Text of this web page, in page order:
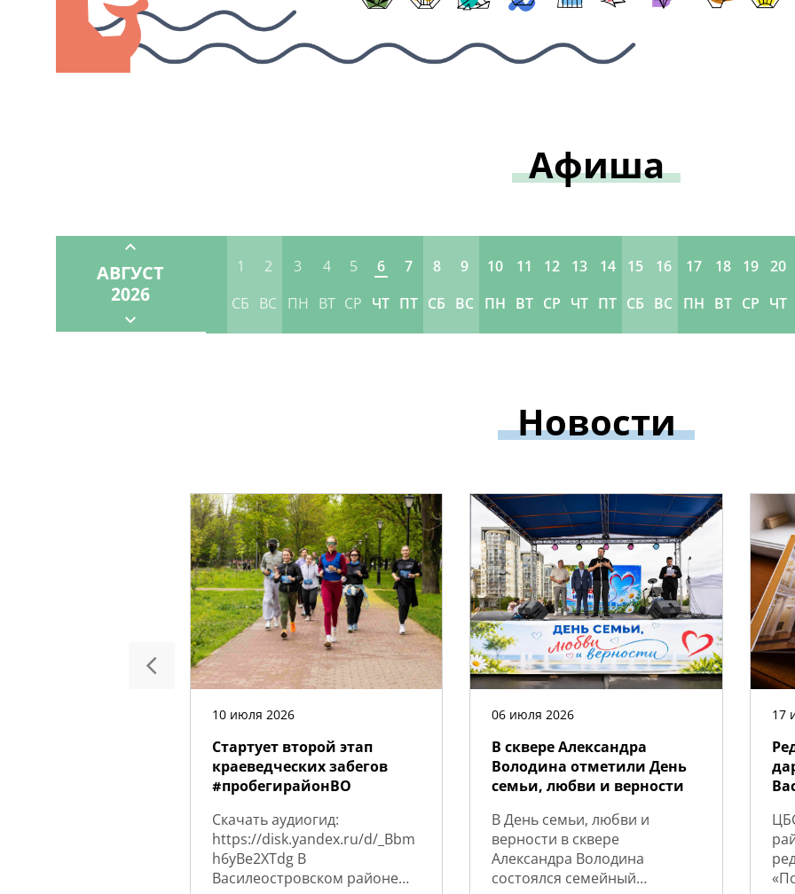
Афиша
АВГУСТ
2026
1
СБ
2
ВС
3
ПН
4
ВТ
5
СР
6
ЧТ
7
ПТ
8
СБ
9
ВС
10
ПН
11
ВТ
12
СР
13
ЧТ
14
ПТ
15
СБ
16
ВС
17
ПН
18
ВТ
19
СР
20
ЧТ
Новости
10 июля 2026
Стартует второй этап
краеведческих забегов
#пробегирайонВО
Скачать аудиогид:
https://disk.yandex.ru/d/_Bbm
h6yBe2XTdg В
Василеостровском районе
06 июля 2026
В сквере Александра
Володина отметили День
семьи, любви и верности
В День семьи, любви и
верности в сквере
Александра Володина
состоялся семейный
17